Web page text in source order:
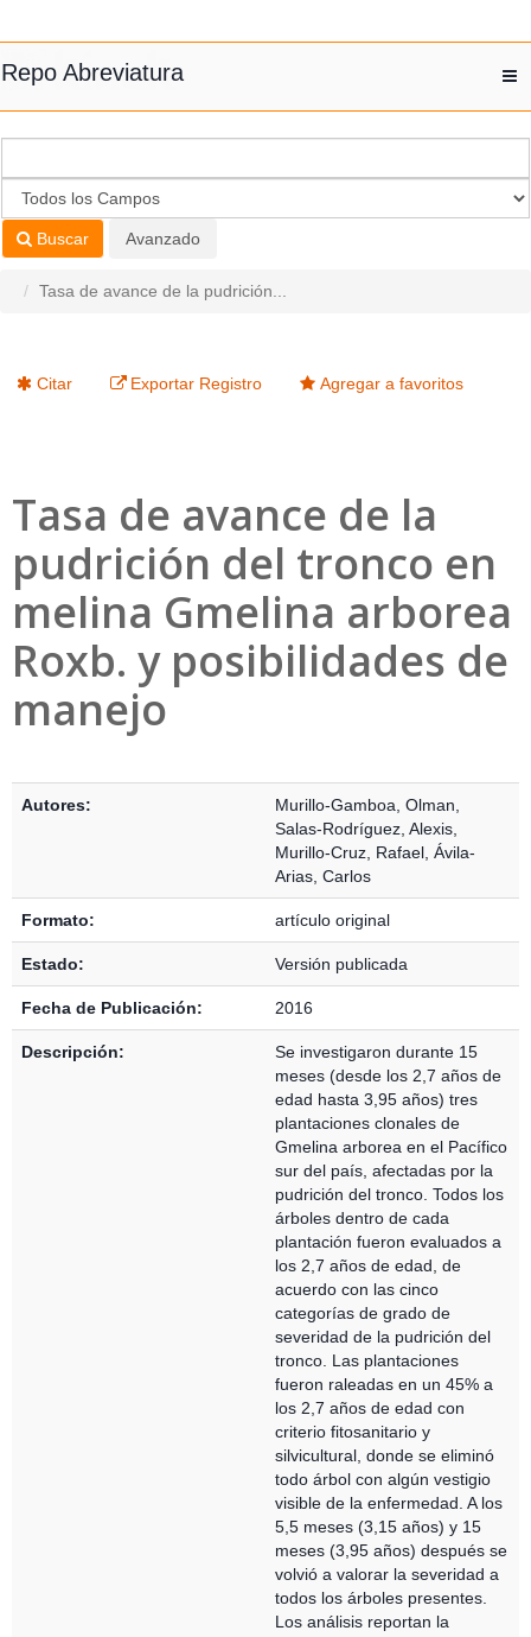
Repo Abreviatura
Buscar Avanzado
Tasa de avance de la pudrición...
Citar Exportar Registro Agregar a favoritos
Tasa de avance de la
pudrición del tronco en
melina Gmelina arborea
Roxb. y posibilidades de
manejo
Autores: Murillo-Gamboa, Olman
Salas-Rodríguez, Alexis
Murillo-Cruz, Rafael Ávila-
Arias, Carlos
Formato: artículo original
Estado: Versión publicada
Fecha de Publicación: 2016
Descripción:
Se investigaron durante 15
meses (desde los 2,7 años de
edad hasta 3,95 años) tres
plantaciones clonales de
Gmelina arborea en el Pacífico
sur del país, afectadas por la
pudrición del tronco. Todos los
árboles dentro de cada
plantación fueron evaluados a
los 2,7 años de edad, de
acuerdo con las cinco
categorías de grado de
severidad de la pudrición del
tronco. Las plantaciones
fueron raleadas en un 45% a
los 2,7 años de edad con
criterio fitosanitario y
silvicultural, donde se eliminó
todo árbol con algún vestigio
visible de la enfermedad. A los
5,5 meses (3,15 años) y 15
meses (3,95 años) después se
volvió a valorar la severidad a
todos los árboles presentes.
Los análisis reportan la